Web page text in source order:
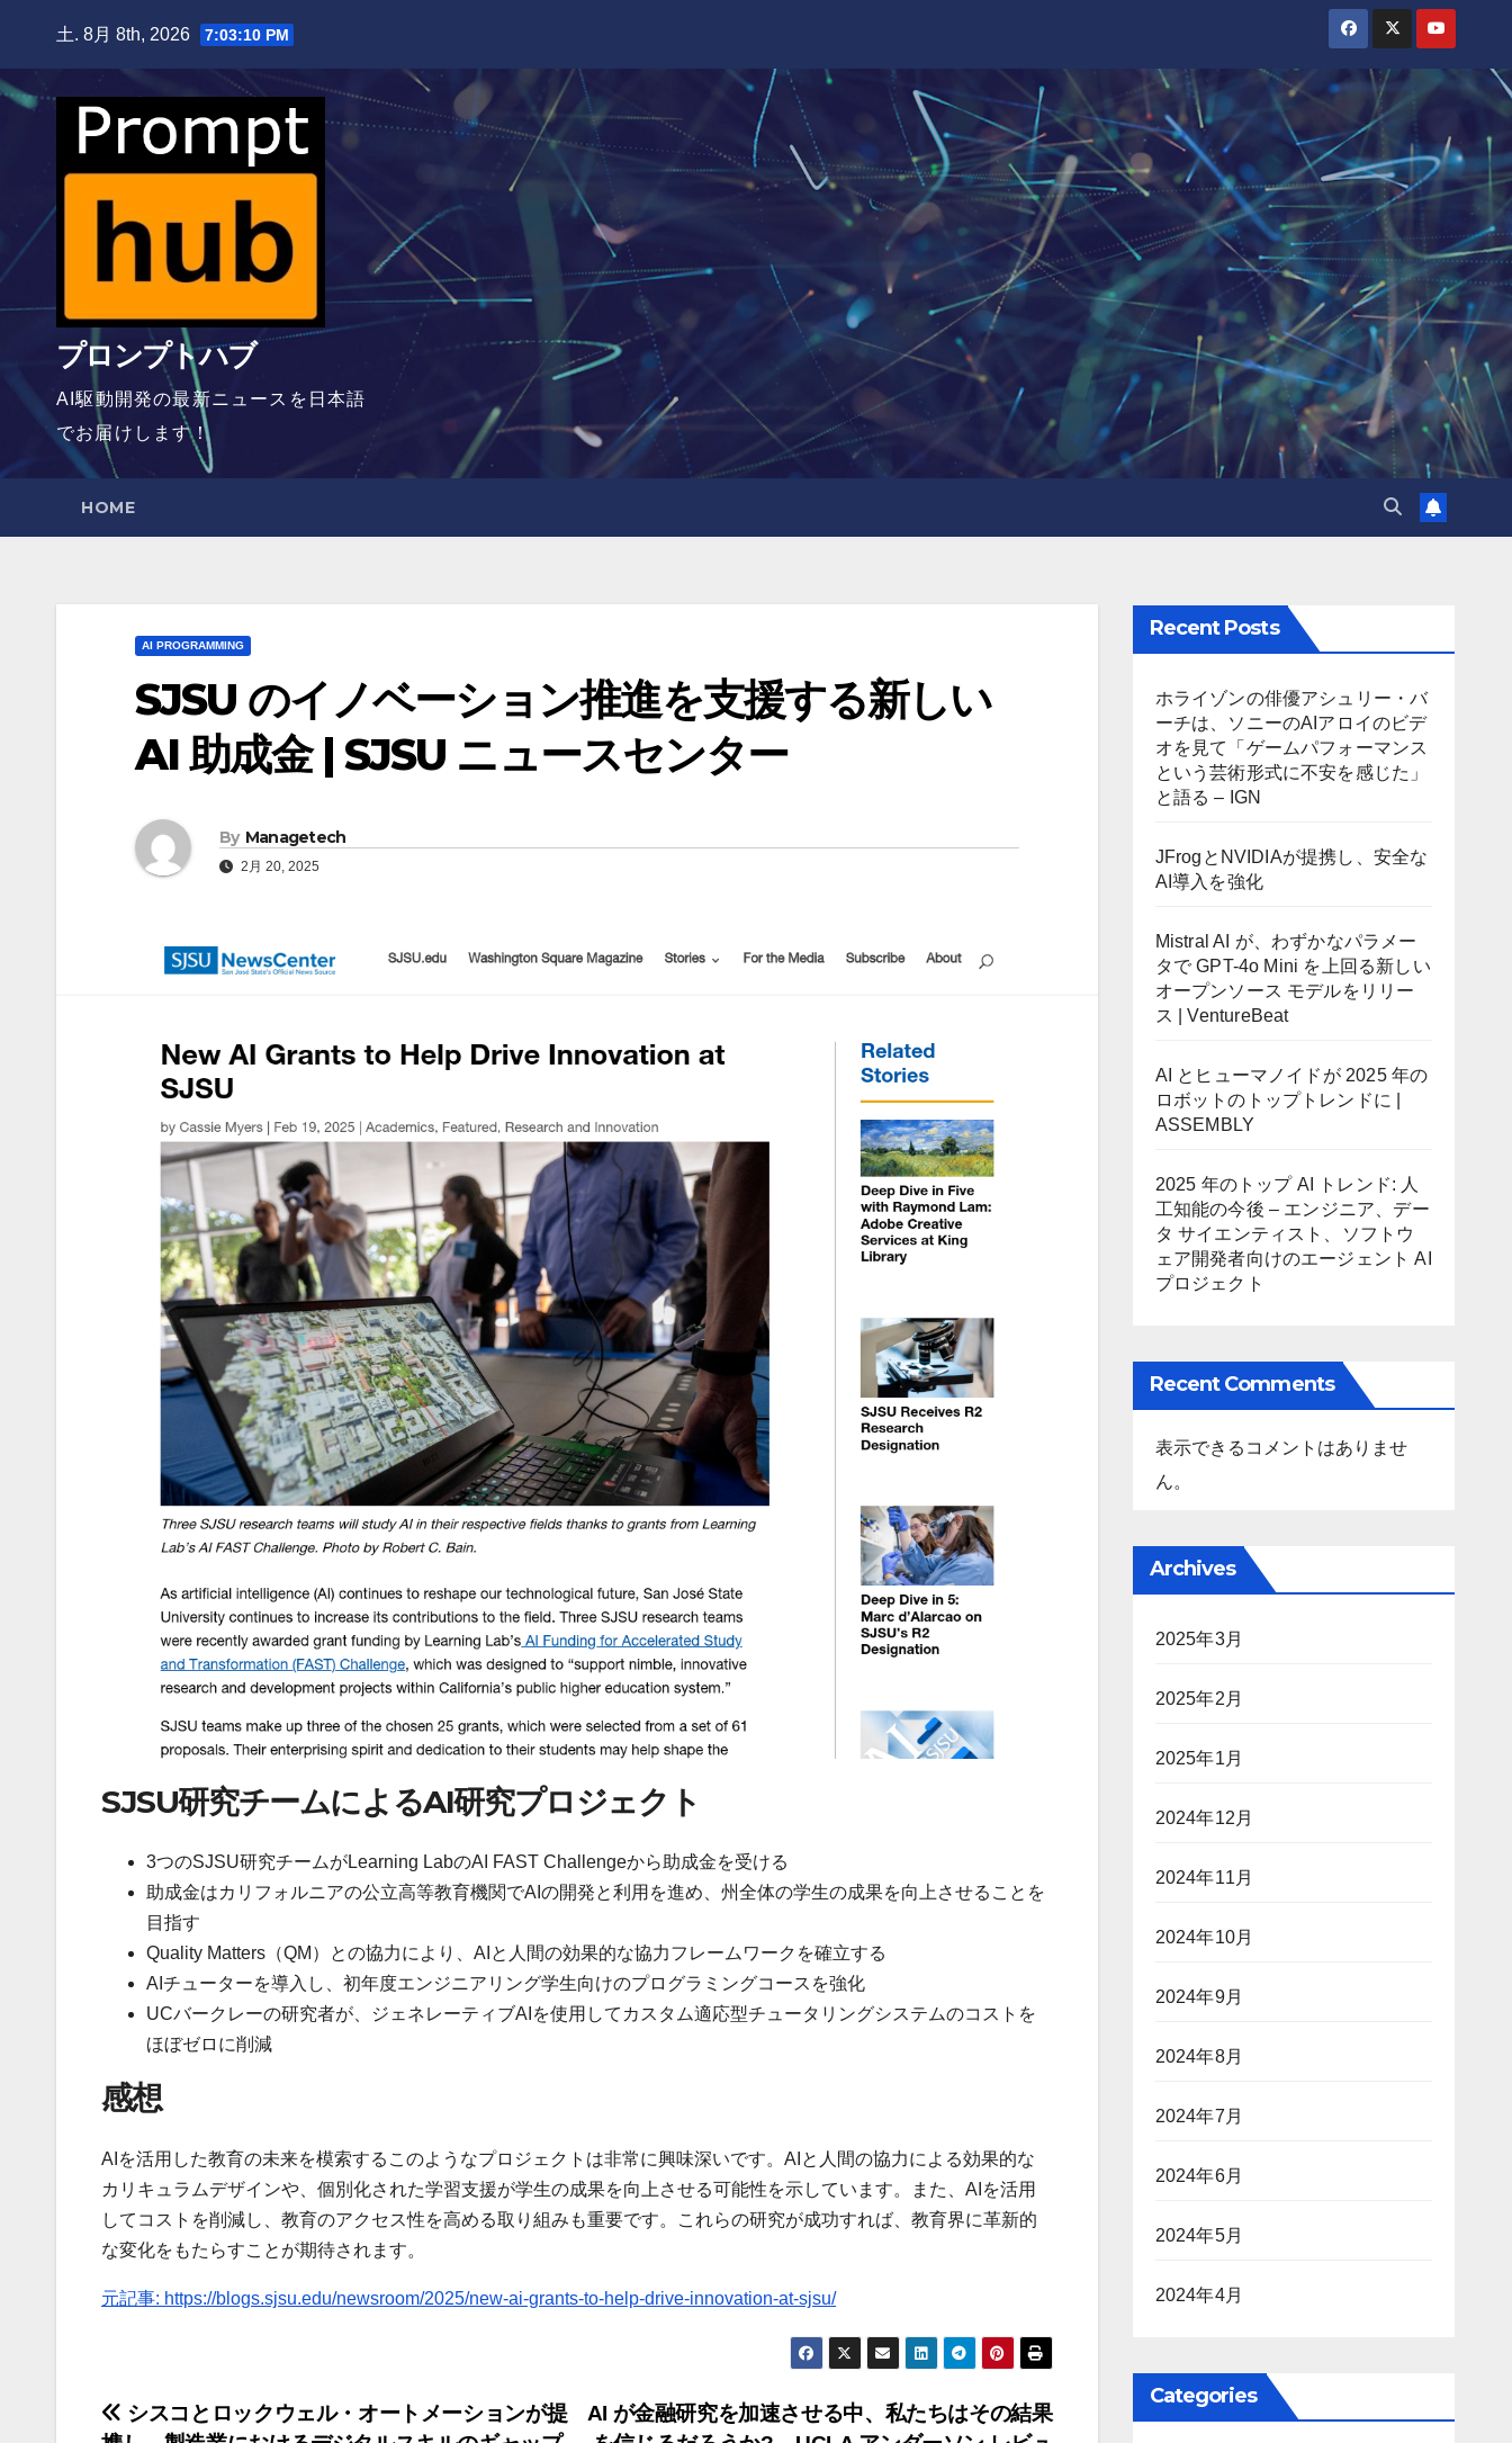
content
土. 8月 8th, 2026 7:03:11 PM
プロンプトハブ
AI駆動開発の最新ニュースを日本語
でお届けします！
HOME
AI PROGRAMMING
SJSU のイノベーション推進を支援する新しい
AI 助成金 | SJSU ニュースセンター
By Managetech
2月 20, 2025
SJSU研究チームによるAI研究プロジェクト
3つのSJSU研究チームがLearning LabのAI FAST Challengeから助成金を受ける
助成金はカリフォルニアの公立高等教育機関でAIの開発と利用を進め、州全体の学生の成果を向上させることを
目指す
Quality Matters（QM）との協力により、AIと人間の効果的な協力フレームワークを確立する
AIチューターを導入し、初年度エンジニアリング学生向けのプログラミングコースを強化
UCバークレーの研究者が、ジェネレーティブAIを使用してカスタム適応型チュータリングシステムのコストを
ほぼゼロに削減
感想
AIを活用した教育の未来を模索するこのようなプロジェクトは非常に興味深いです。AIと人間の協力による効果的な
カリキュラムデザインや、個別化された学習支援が学生の成果を向上させる可能性を示しています。また、AIを活用
してコストを削減し、教育のアクセス性を高める取り組みも重要です。これらの研究が成功すれば、教育界に革新的
な変化をもたらすことが期待されます。
元記事: https://blogs.sjsu.edu/newsroom/2025/new-ai-grants-to-help-drive-innovation-at-sjsu/
投
AI が金融研究を加速させる中、私たちはその結果
シスコとロックウェル・オートメーションが提
Recent Posts
ホライゾンの俳優アシュリー・バ
ーチは、ソニーのAIアロイのビデ
オを見て「ゲームパフォーマンス
という芸術形式に不安を感じた」
と語る – IGN
JFrogとNVIDIAが提携し、安全な
AI導入を強化
Mistral AI が、わずかなパラメー
タで GPT-4o Mini を上回る新しい
オープンソース モデルをリリー
ス | VentureBeat
AI とヒューマノイドが 2025 年の
ロボットのトップトレンドに |
ASSEMBLY
2025 年のトップ AI トレンド: 人
工知能の今後 – エンジニア、デー
タ サイエンティスト、ソフトウ
ェア開発者向けのエージェント AI
プロジェクト
Recent Comments
表示できるコメントはありませ
ん。
Archives
2025年3月
2025年2月
2025年1月
2024年12月
2024年11月
2024年10月
2024年9月
2024年8月
2024年7月
2024年6月
2024年5月
2024年4月
Categories